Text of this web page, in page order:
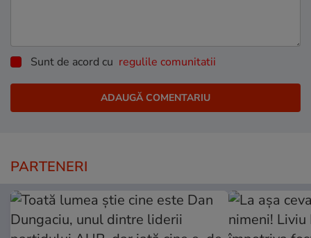
Sunt de acord cu regulile comunitatii
PARTENERI